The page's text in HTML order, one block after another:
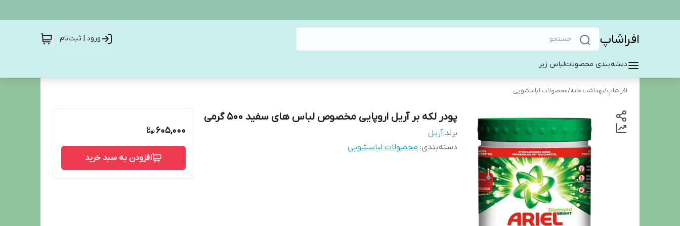
افراشاپ ورود | ثبت‌نام
دسته‌بندی محصولاتلباس زیر
افراشاپ/بهداشت خانه/محصولات لباسشویی
پودر لکه بر آریل اروپایی مخصوص لباس های سفید 500 گرمی
برند:آریل
دسته‌بندی: محصولات لباسشویی
605,000
افزودن به سبد خرید